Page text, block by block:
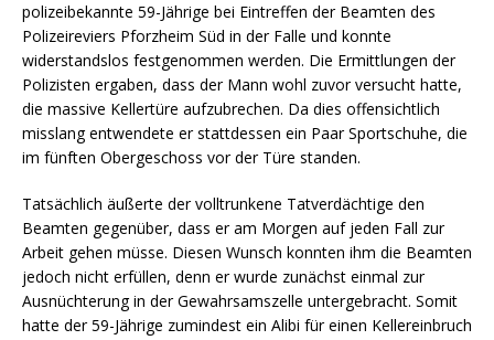
polizeibekannte 59-Jährige bei Eintreffen der Beamten des
Polizeireviers Pforzheim Süd in der Falle und konnte
widerstandslos festgenommen werden. Die Ermittlungen der
Polizisten ergaben, dass der Mann wohl zuvor versucht hatte,
die massive Kellertüre aufzubrechen. Da dies offensichtlich
misslang entwendete er stattdessen ein Paar Sportschuhe, die
im fünften Obergeschoss vor der Türe standen.
Tatsächlich äußerte der volltrunkene Tatverdächtige den
Beamten gegenüber, dass er am Morgen auf jeden Fall zur
Arbeit gehen müsse. Diesen Wunsch konnten ihm die Beamten
jedoch nicht erfüllen, denn er wurde zunächst einmal zur
Ausnüchterung in der Gewahrsamszelle untergebracht. Somit
hatte der 59-Jährige zumindest ein Alibi für einen Kellereinbruch